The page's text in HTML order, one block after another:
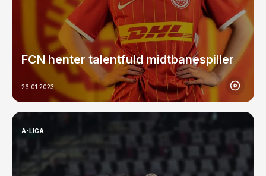
FCN henter talentfuld midtbanespiller
26.01.2023
A-LIGA